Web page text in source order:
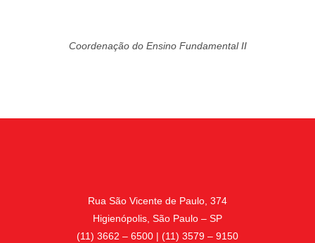
Coordenação do Ensino Fundamental II
Rua São Vicente de Paulo, 374
Higienópolis, São Paulo – SP
(11) 3662 – 6500 | (11) 3579 – 9150